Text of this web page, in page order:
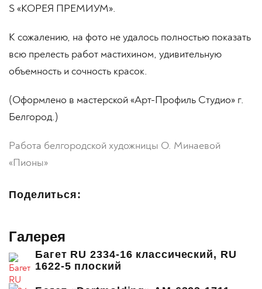
S «КОРЕЯ ПРЕМИУМ».
К сожалению, на фото не удалось полностью показать
всю прелесть работ мастихином, удивительную
объемность и сочность красок.
(Оформлено в мастерской «Арт-Профиль Студио» г.
Белгород.)
Работа белгородской художницы О. Минаевой
«Пионы»
Поделиться:
Галерея
Багет RU 2334-16 классический, RU
1622-5 плоский